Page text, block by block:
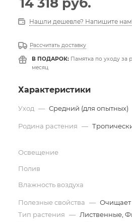
Нашли дешевле? Напишите нам!
Рассчитать доставку
В ПОДАРОК: Памятка по уходу за
месяц
Характеристики
Уход — Средний (для опытных)
Родина растения —
Освещение
Полив
Влажность воздуха
Полезные свойства — Очищает
Тип растения — Лиственные,